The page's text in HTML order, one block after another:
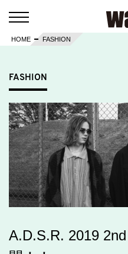
HOME FASHION
FASHION
A.D.S.R. 2019